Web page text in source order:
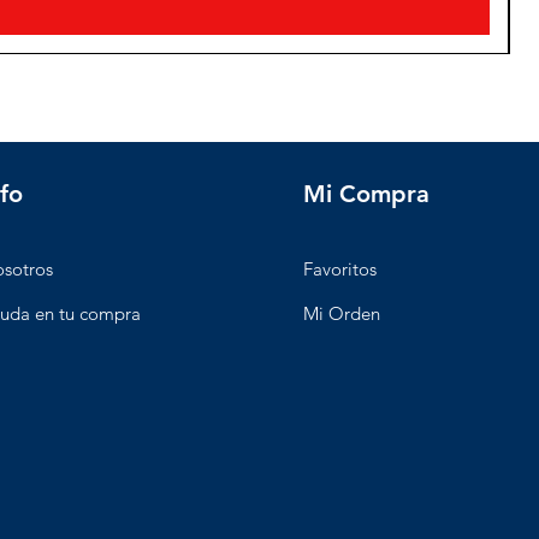
en tu compra
Mi Compra
Favoritos
Mi Orden